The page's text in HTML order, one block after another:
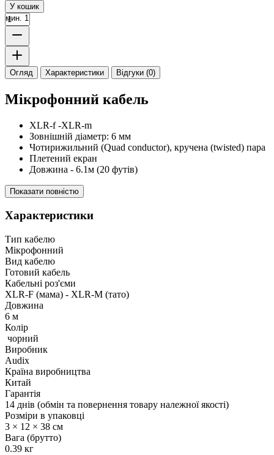
У кошик
мин. 1
Огляд Характеристики Відгуки (0)
Мікрофонний кабель
XLR-f -XLR-m
Зовнішній діаметр: 6 мм
Чотирижильний (Quad conductor), кручена (twisted) пара
Плетений екран
Довжина - 6.1м (20 футів)
Показати повністю
Характеристики
Тип кабелю
Мікрофонний
Вид кабелю
Готовий кабель
Кабельні роз'єми
XLR-F (мама) - XLR-M (тато)
Довжина
6 м
Колір
чорний
Виробник
Audix
Країна виробництва
Китай
Гарантія
14 днів (обмін та повернення товару належної якості)
Розміри в упаковці
3 × 12 × 38 см
Вага (брутто)
0.39 кг